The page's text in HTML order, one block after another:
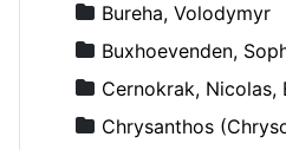
Bureha, Volodymyr
Buxhoevenden,
Cernokrak, Nicolas,
Chrysanthos